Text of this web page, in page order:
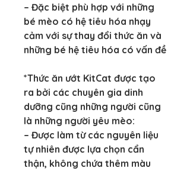
– Đặc biệt phù hợp với những
bé mèo có hệ tiêu hóa nhạy
cảm với sự thay đổi thức ăn và
những bé hệ tiêu hóa có vấn đề
*Thức ăn ướt KitCat được tạo
ra bởi các chuyên gia dinh
dưỡng cũng những người cũng
là những người yêu mèo:
– Được làm từ các nguyên liệu
tự nhiên được lựa chọn cẩn
thận, không chứa thêm màu